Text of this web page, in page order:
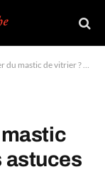
de vitrier ? Toutes les astuces
astuces